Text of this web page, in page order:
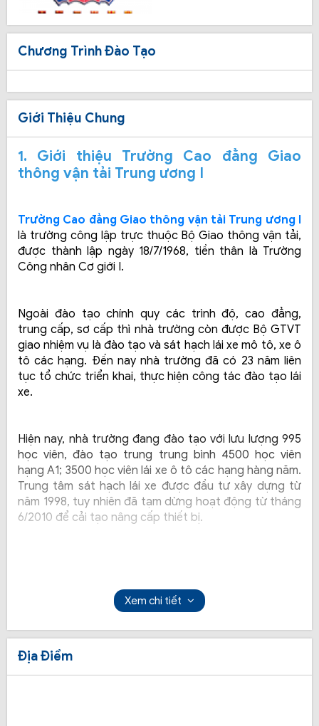
Chương Trình Đào Tạo
Giới Thiệu Chung
1. Giới thiệu Trường Cao đẳng Giao
thông vận tải Trung ương I
Trường Cao đẳng Giao thông vận tải Trung ương I
là trường công lập trực thuộc Bộ Giao thông vận tải,
được thành lập ngày 18/7/1968, tiền thân là Trường
Công nhân Cơ giới I.
Ngoài đào tạo chính quy các trình độ, cao đẳng,
trung cấp, sơ cấp thì nhà trường còn được Bộ GTVT
giao nhiệm vụ là đào tạo và sát hạch lái xe mô tô, xe ô
tô các hạng. Đến nay nhà trường đã có 23 năm liên
tục tổ chức triển khai, thực hiện công tác đào tạo lái
xe.
Hiện nay, nhà trường đang đào tạo với lưu lượng 995
học viên, đào tạo trung trung bình 4500 học viên
hạng A1; 3500 học viên lái xe ô tô các hạng hàng năm.
Trung tâm sát hạch lái xe được đầu tư xây dựng từ
năm 1998, tuy nhiên đã tạm dừng hoạt động từ tháng
6/2010 để cải tạo nâng cấp thiết bị.
Xem chi tiết
Địa Điểm